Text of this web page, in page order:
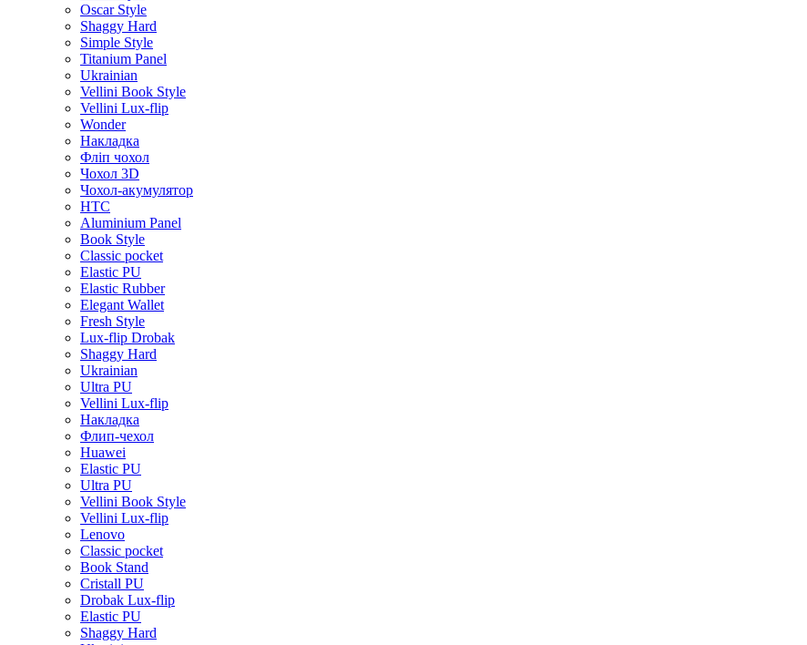
Oscar Style
Shaggy Hard
Simple Style
Titanium Panel
Ukrainian
Vellini Book Style
Vellini Lux-flip
Wonder
Накладка
Фліп чохол
Чохол 3D
Чохол-акумулятор
HTC
Aluminium Panel
Book Style
Classic pocket
Elastic PU
Elastic Rubber
Elegant Wallet
Fresh Style
Lux-flip Drobak
Shaggy Hard
Ukrainian
Ultra PU
Vellini Lux-flip
Накладка
Флип-чехол
Huawei
Elastic PU
Ultra PU
Vellini Book Style
Vellini Lux-flip
Lenovo
Classic pocket
Book Stand
Cristall PU
Drobak Lux-flip
Elastic PU
Shaggy Hard